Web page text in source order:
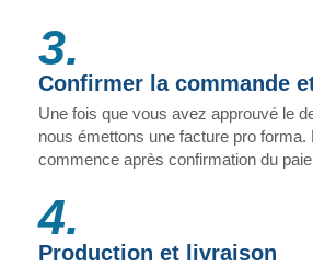
3.
Confirmer la commande
Une fois que vous avez approuvé le
nous émettons une facture pro forma.
commence après confirmation du
4.
Production et livraison